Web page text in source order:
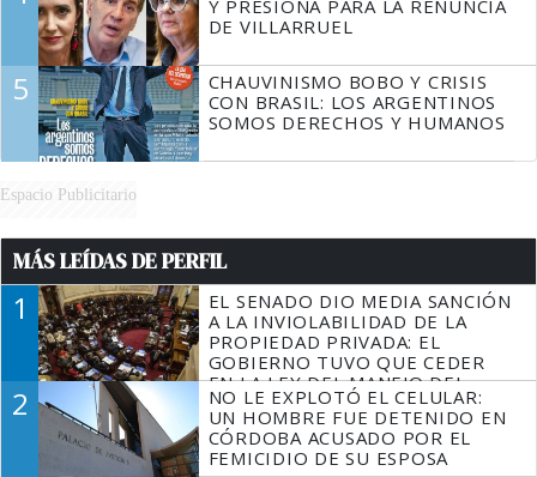
Y PRESIONA PARA LA RENUNCIA
DE VILLARRUEL
5
CHAUVINISMO BOBO Y CRISIS
CON BRASIL: LOS ARGENTINOS
SOMOS DERECHOS Y HUMANOS
Espacio Publicitario
MÁS LEÍDAS DE PERFIL
1
EL SENADO DIO MEDIA SANCIÓN
A LA INVIOLABILIDAD DE LA
PROPIEDAD PRIVADA: EL
GOBIERNO TUVO QUE CEDER
EN LA LEY DEL MANEJO DEL
FUEGO
2
NO LE EXPLOTÓ EL CELULAR:
UN HOMBRE FUE DETENIDO EN
CÓRDOBA ACUSADO POR EL
FEMICIDIO DE SU ESPOSA